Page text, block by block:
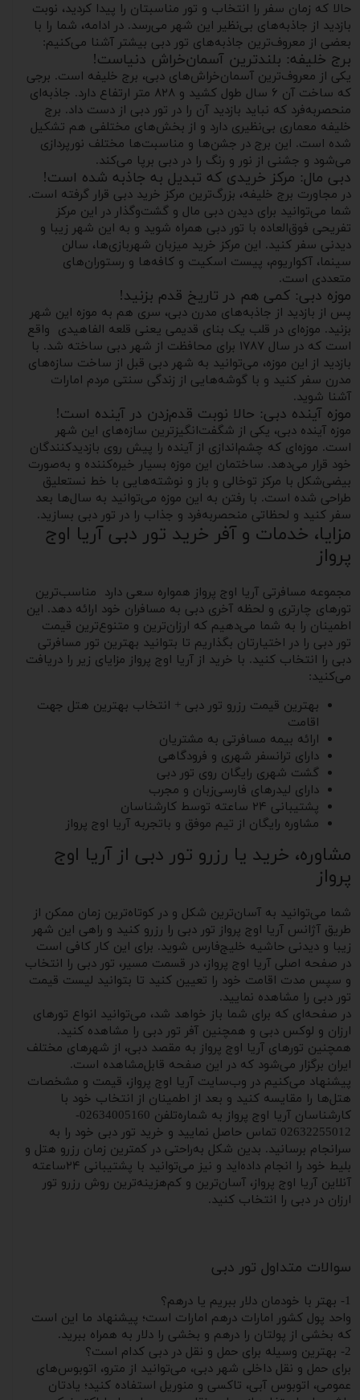
حالا که زمان سفر را انتخاب و تور مناسبتان را پیدا کردید، نوبت
بازدید از جاذبه‌های بی‌نظیر این شهر می‌رسد. در ادامه، شما را با
بعضی از معروف‌ترین جاذبه‌های تور دبی بیشتر آشنا می‌کنیم:
برج خلیفه: بلندترین آسمان‌خراش دنیاست!
یکی از معروف‌ترین آسمان‌خراش‌های دبی، برج خلیفه است. برجی
که ساخت آن ۶ سال طول کشید و ۸۲۸ متر ارتفاع دارد. جاذبه‌ای
منحصربه‌فرد که نباید بازدید آن را در تور دبی از دست داد. برج
خلیفه معماری بی‌نظیری دارد و از بخش‌های مختلفی هم تشکیل
شده است. این برج در جشن‌ها و مناسبت‌ها مختلف نورپردازی
می‌شود و جشنی از نور و رنگ را در دبی برپا می‌کند.
دبی مال: مرکز خریدی که تبدیل به جاذبه شده است!
در مجاورت برج خلیفه، بزرگ‌ترین مرکز خرید دبی قرار گرفته است.
شما می‌توانید برای دیدن دبی مال و گشت‌وگذار در این مرکز
تفریحی فوق‌العاده با تور دبی همراه شوید و به این شهر زیبا و
دیدنی سفر کنید. این مرکز خرید میزبان شهربازی‌ها، سالن
سینما، آکواریوم، پیست اسکیت و کافه‌ها و رستوران‌های
متعددی است.
موزه دبی: کمی هم در تاریخ قدم بزنید!
پس از بازدید از جاذبه‌های مدرن دبی، سری هم به موزه این شهر
بزنید. موزه‌ای در قلب یک بنای قدیمی یعنی قلعه الفاهیدی واقع
است که در سال ۱۷۸۷ برای محافظت از شهر دبی ساخته شد. با
بازدید از این موزه، می‌توانید به شهر دبی قبل از ساخت سازه‌های
مدرن سفر کنید و با گوشه‌هایی از زندگی سنتی مردم امارات
آشنا شوید.
موزه آینده دبی: حالا نوبت قدم‌زدن در آینده است!
موزه آینده دبی، یکی از شگفت‌انگیزترین سازه‌های این شهر
است. موزه‌ای که چشم‌اندازی از آینده را پیش روی بازدیدکنندگان
خود قرار می‌دهد. ساختمان این موزه بسیار خیره‌کننده و به‌صورت
بیضی‌شکل با مرکز توخالی و باز و نوشته‌هایی با خط نستعلیق
طراحی شده است. با رفتن به این موزه می‌توانید به سال‌ها بعد
سفر کنید و لحظاتی منحصربه‌فرد و جذاب را در تور دبی بسازید.
مزایا، خدمات و آفر خرید تور دبی آریا اوج
پرواز
مجموعه مسافرتی آریا اوج پرواز همواره سعی دارد مناسب‌ترین
تورهای چارتری و لحظه آخری دبی به مسافران خود ارائه دهد. این
اطمینان را به شما می‌دهیم که ارزان‌ترین و متنوع‌ترین قیمت‌
تور دبی را در اختیارتان بگذاریم تا بتوانید بهترین تور مسافرتی
دبی را انتخاب کنید. با خرید از آریا اوج پرواز مزایای زیر را دریافت
می‌کنید:
بهترین قیمت رزرو تور دبی + انتخاب بهترین هتل جهت
اقامت
ارائه بیمه مسافرتی به مشتریان
دارای ترانسفر شهری و فرودگاهی
گشت شهری رایگان روی تور دبی
دارای لیدرهای فارسی‌زبان و مجرب
پشتیبانی ۲۴ ساعته توسط کارشناسان
مشاوره رایگان از تیم موفق و باتجربه آریا اوج پرواز
مشاوره، خرید یا رزرو تور دبی از آریا اوج
پرواز
شما می‌توانید به آسان‌ترین شکل و در کوتاه‌ترین زمان ممکن از
طریق آژانس آریا اوج پرواز تور دبی را رزرو کنید و راهی این شهر
زیبا و دیدنی حاشیه خلیج‌فارس شوید. برای این کار کافی است
در صفحه اصلی آریا اوج پرواز، در قسمت مسیر، تور دبی را انتخاب
و سپس مدت اقامت خود را تعیین کنید تا بتوانید لیست قیمت
تور دبی را مشاهده نمایید.
در صفحه‌ای که برای شما باز خواهد شد، می‌توانید انواع تورهای
ارزان و لوکس دبی و همچنین آفر تور دبی را مشاهده کنید.
همچنین تورهای آریا اوج پرواز به مقصد دبی، از شهرهای مختلف
ایران برگزار می‌شود که در این صفحه قابل‌مشاهده است.
پیشنهاد می‌کنیم در وب‌سایت آریا اوج پرواز، قیمت و مشخصات
هتل‌ها را مقایسه کنید و بعد از اطمینان از انتخاب خود با
کارشناسان آریا اوج پرواز به شماره‌تلفن 02634005160-
02632255012 تماس حاصل نمایید و خرید تور دبی خود را به
سرانجام برسانید. بدین شکل به‌راحتی در کمترین زمان رزرو هتل و
بلیط خود را انجام داده‌اید و نیز می‌توانید با پشتیبانی ۲۴ساعته
آنلاین آریا اوج پرواز، آسان‌ترین و کم‌هزینه‌ترین روش رزرو تور
ارزان در دبی را انتخاب کنید.
سوالات متداول تور دبی
1- بهتر با خودمان دلار ببریم یا درهم؟
واحد پول کشور امارات درهم امارات است؛ پیشنهاد ما این است
که بخشی از پولتان را درهم و بخشی را دلار به همراه ببرید.
2- بهترین وسیله برای حمل و نقل در دبی کدام‌ است؟
برای حمل و نقل داخلی شهر دبی، می‌توانید از مترو، اتوبوس‌های
عمومی، اتوبوس آبی، تاکسی و منوریل استفاده کنید؛ یادتان